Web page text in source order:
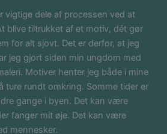
vigtige dele af processen ved at
blive tiltrukket af et motiv, dét gør
for alt sjovt. Det er derfor, at jeg
jeg gjort siden min ungdom med
Motiver henter jeg både i mine
ture rundt omkring. Somme tider er
gange i byen. Det kan være
fanger mit øje. Det kan være
mennesker.